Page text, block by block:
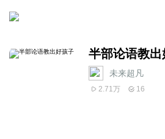
半部论语教出
未来超凡
2.71万 16